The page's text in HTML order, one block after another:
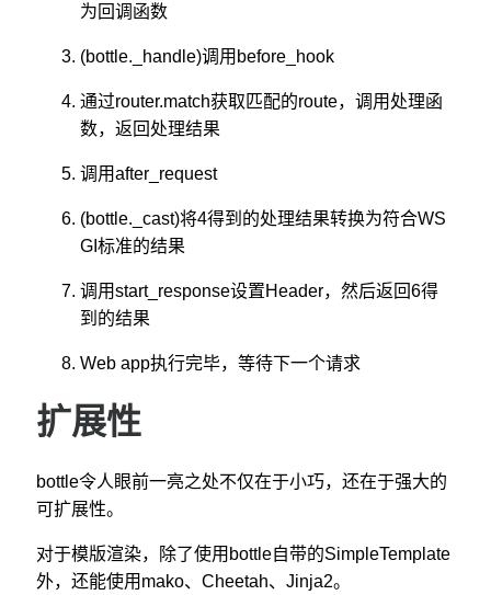
为回调函数
(bottle._handle)调用before_hook
通过router.match获取匹配的route，调用处理函
数，返回处理结果
调用after_request
(bottle._cast)将4得到的处理结果转换为符合WS
GI标准的结果
调用start_response设置Header，然后返回6得
到的结果
Web app执行完毕，等待下一个请求
扩展性
bottle令人眼前一亮之处不仅在于小巧，还在于强大的
可扩展性。
对于模版渲染，除了使用bottle自带的SimpleTemplate
外，还能使用mako、Cheetah、Jinja2。